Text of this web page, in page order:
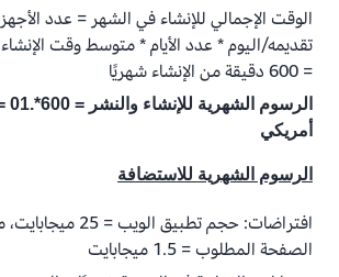
الوقت الإجمالي للإنشاء في الشهر = عدد
= 600 دقيقة من الإنشاء شهريًا
أمريكي
الرسوم الشهرية للاستضافة
افتراضات: حجم تطبيق
الصفحة المطلوب = 1.5 ميجابايت